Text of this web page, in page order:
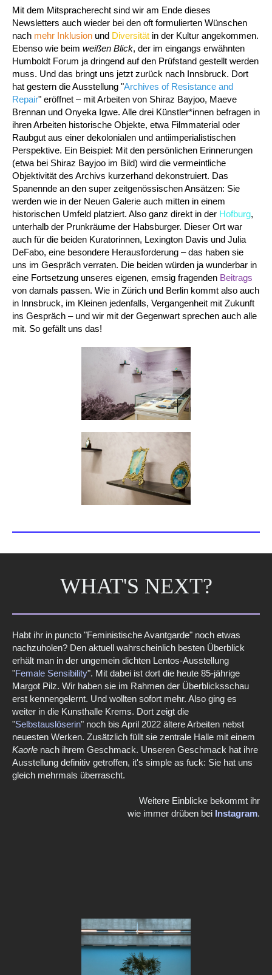
Mit dem Mitspracherecht sind wir am Ende dieses
Newsletters auch wieder bei den oft formulierten Wünschen
nach mehr Inklusion und Diversität in der Kultur angekommen.
Ebenso wie beim weißen Blick, der im eingangs erwähnten
Humboldt Forum ja dringend auf den Prüfstand gestellt werden
muss. Und das bringt uns jetzt zurück nach Innsbruck. Dort
hat gestern die Ausstellung "Archives of Resistance and
Repair" eröffnet – mit Arbeiten von Shiraz Bayjoo, Maeve
Brennan und Onyeka Igwe. Alle drei Künstler*innen befragen in
ihren Arbeiten historische Objekte, etwa Filmmaterial oder
Raubgut aus einer dekolonialen und antiimperialistischen
Perspektive. Ein Beispiel: Mit den persönlichen Erinnerungen
(etwa bei Shiraz Bayjoo im Bild) wird die vermeintliche
Objektivität des Archivs kurzerhand dekonstruiert. Das
Spanennde an den super zeitgenössischen Ansätzen: Sie
werden wie in der Neuen Galerie auch mitten in einem
historischen Umfeld platziert. Also ganz direkt in der Hofburg,
unterhalb der Prunkräume der Habsburger. Dieser Ort war
auch für die beiden Kuratorinnen, Lexington Davis und Julia
DeFabo, eine besondere Herausforderung – das haben sie
uns im Gespräch verraten. Die beiden würden ja wunderbar in
eine Fortsetzung unseres eigenen, emsig fragenden Beitrags
von damals passen. Wie in Zürich und Berlin kommt also auch
in Innsbruck, im Kleinen jedenfalls, Vergangenheit mit Zukunft
ins Gespräch – und wir mit der Gegenwart sprechen auch alle
mit. So gefällt uns das!
WHAT'S NEXT?
Habt ihr in puncto "Feministische Avantgarde" noch etwas
nachzuholen? Den aktuell wahrscheinlich besten Überblick
erhält man in der ungemein dichten Lentos-Ausstellung
"Female Sensibility". Mit dabei ist dort die heute 85-jährige
Margot Pilz. Wir haben sie im Rahmen der Überblicksschau
erst kennengelernt. Und wollten sofort mehr. Also ging es
weiter in die Kunsthalle Krems. Dort zeigt die
"Selbstauslöserin" noch bis April 2022 ältere Arbeiten nebst
neuesten Werken. Zusätzlich füllt sie zentrale Halle mit einem
Kaorle nach ihrem Geschmack. Unseren Geschmack hat ihre
Ausstellung definitiv getroffen, it's simple as fuck: Sie hat uns
gleich mehrmals überrascht.
Weitere Einblicke bekommt ihr
wie immer drüben bei Instagram.